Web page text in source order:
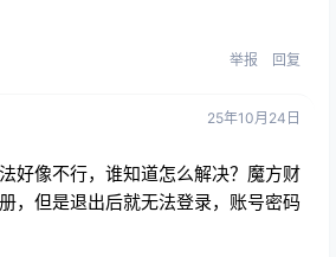
举报 回复
25年10月24日
好像不行，谁知道怎么解决？魔方财
，但是退出后就无法登录，账号密码